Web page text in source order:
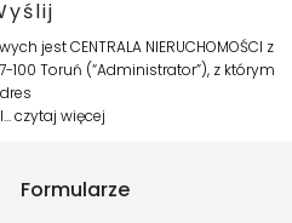
jest CENTRALA NIERUCHOMOŚCI z
100 Toruń (“Administrator”), z którym
czytaj więcej
Formularze